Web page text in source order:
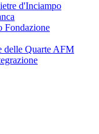
d'Inciampo
Fondazione
delle Quarte AFM